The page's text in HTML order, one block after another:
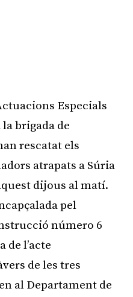
Especials
brigada de
rescatat els
atrapats a Súria
dijous al matí.
pel
número 6
de l’acte
de les tres
al Departament de